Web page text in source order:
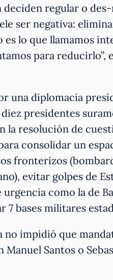
regular o
ser negativa:
lo que llamamos
para reducirlo”,
una diplomacia
presidentes
la resolución de
consolidar un
fronterizos
evitar golpes de
como la de
7 bases militares
impidió que
Santos o